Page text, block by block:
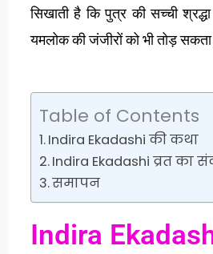
सिखाती है कि पुत्र की सच्ची
यमलोक की जंजीरों को भी तोड़
Table of Contents
Indira Ekadashi की कथा
Indira Ekadashi व्रत का
समापन
Indira